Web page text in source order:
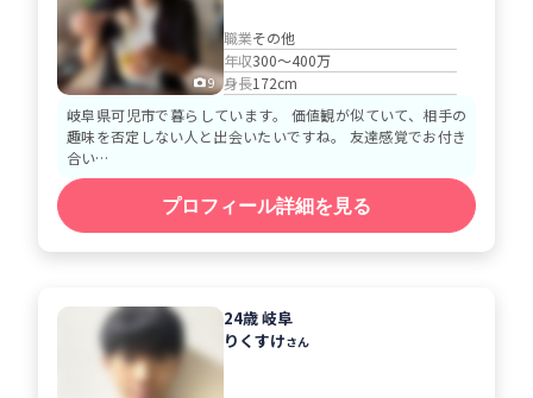
9
職業その他
年収300～400万
身長172cm
岐阜県可児市で暮らしています。 価値観が似ていて、相手の
趣味を否定しない人と出会いたいですね。 友達感覚でお付き
合い…
プロフィール詳細を見る
24歳 岐阜
りくすけさん